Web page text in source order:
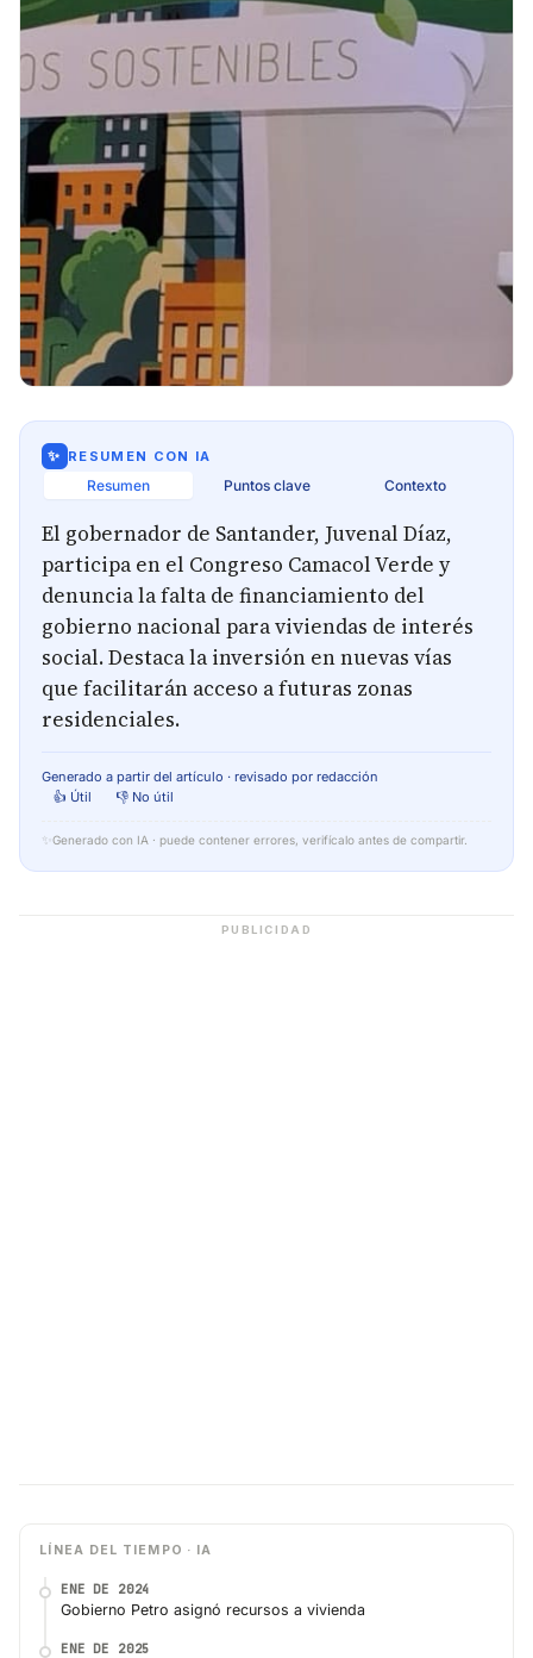
✨ RESUMEN CON IA
Resumen Puntos clave Contexto
El gobernador de Santander, Juvenal Díaz,
participa en el Congreso Camacol Verde y
denuncia la falta de financiamiento del
gobierno nacional para viviendas de interés
social. Destaca la inversión en nuevas vías
que facilitarán acceso a futuras zonas
residenciales.
Generado a partir del artículo · revisado por redacción
👍 Útil
👎 No útil
✨ Generado con IA · puede contener errores, verifícalo antes de compartir.
PUBLICIDAD
LÍNEA DEL TIEMPO · IA
ENE DE 2024
Gobierno Petro asignó recursos a vivienda
ENE DE 2025